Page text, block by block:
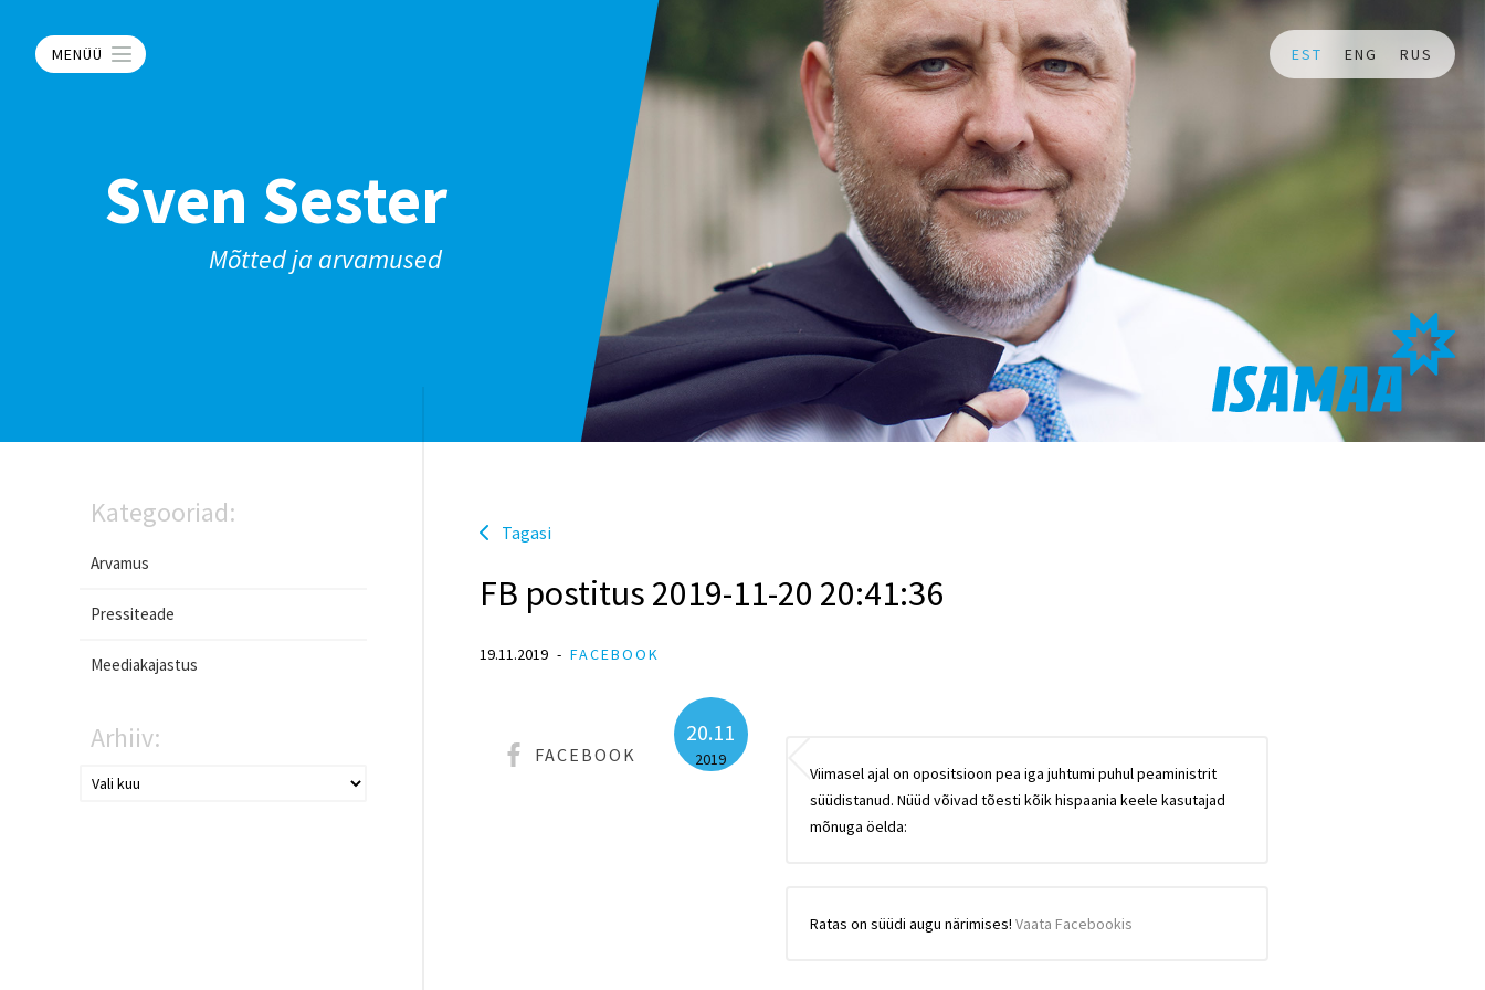
MENÜÜ EST ENG RUS
Sven Sester
Mõtted ja arvamused
Kategooriad:
Arvamus
Pressiteade
Meediakajastus
Arhiiv:
Tagasi
FB postitus 2019-11-20 20:41:36
19.11.2019 FACEBOOK
FACEBOOK
20.11
2019
Viimasel ajal on opositsioon pea iga juhtumi puhul peaministrit
süüdistanud. Nüüd võivad tõesti kõik hispaania keele kasutajad
mõnuga öelda:
Ratas on süüdi augu närimises! Vaata Facebookis